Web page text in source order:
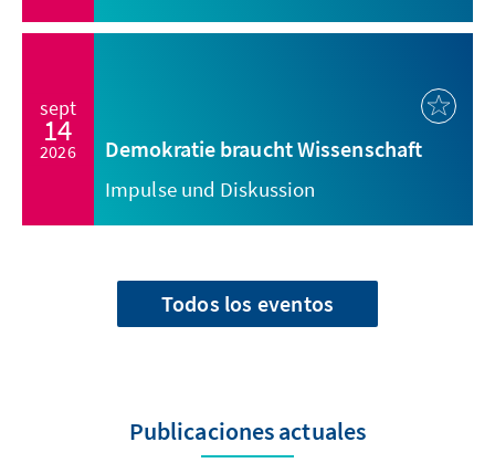
sept
14
2026 Demokratie braucht Wissenschaft
Impulse und Diskussion
Todos los eventos
Publicaciones actuales